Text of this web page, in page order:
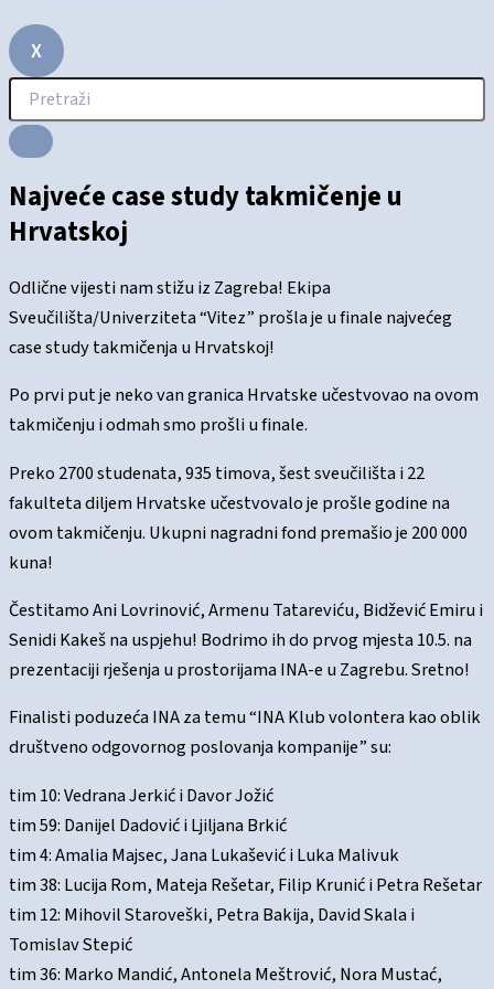
X
Najveće case study takmičenje u
Hrvatskoj
Odlične vijesti nam stižu iz Zagreba! Ekipa
Sveučilišta/Univerziteta “Vitez” prošla je u finale najvećeg
case study takmičenja u Hrvatskoj!
Po prvi put je neko van granica Hrvatske učestvovao na ovom
takmičenju i odmah smo prošli u finale.
Preko 2700 studenata, 935 timova, šest sveučilišta i 22
fakulteta diljem Hrvatske učestvovalo je prošle godine na
ovom takmičenju. Ukupni nagradni fond premašio je 200 000
kuna!
Čestitamo Ani Lovrinović, Armenu Tatareviću, Bidžević Emiru i
Senidi Kakeš na uspjehu! Bodrimo ih do prvog mjesta 10.5. na
prezentaciji rješenja u prostorijama INA-e u Zagrebu. Sretno!
Finalisti poduzeća INA za temu “INA Klub volontera kao oblik
društveno odgovornog poslovanja kompanije” su:
tim 10: Vedrana Jerkić i Davor Jožić
tim 59: Danijel Dadović i Ljiljana Brkić
tim 4: Amalia Majsec, Jana Lukašević i Luka Malivuk
tim 38: Lucija Rom, Mateja Rešetar, Filip Krunić i Petra Rešetar
tim 12: Mihovil Staroveški, Petra Bakija, David Skala i
Tomislav Stepić
tim 36: Marko Mandić, Antonela Meštrović, Nora Mustać,